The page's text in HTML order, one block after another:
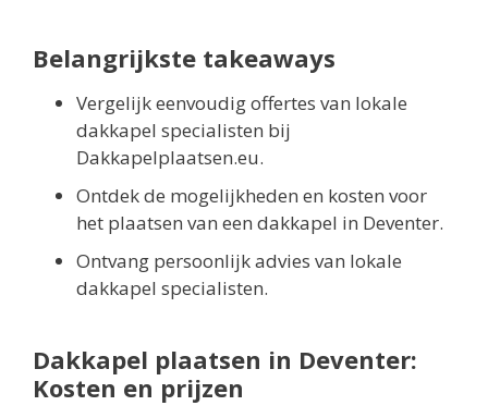
Belangrijkste takeaways
Vergelijk eenvoudig offertes van lokale
dakkapel specialisten bij
Dakkapelplaatsen.eu.
Ontdek de mogelijkheden en kosten voor
het plaatsen van een dakkapel in Deventer.
Ontvang persoonlijk advies van lokale
dakkapel specialisten.
Dakkapel plaatsen in Deventer:
Kosten en prijzen